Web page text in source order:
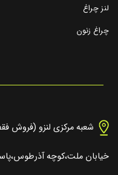
لنز چراغ
چراغ زنون
شعبه مرکزی لنزو (فروش
خیابان ملت،کوچه آذرطوس،پاساژ